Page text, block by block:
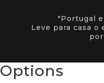
"Portugal
Leve para casa
Options